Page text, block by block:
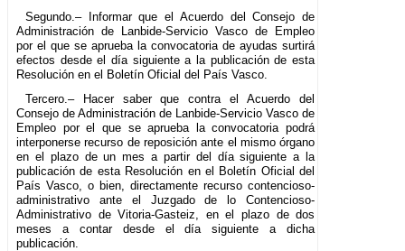
Segundo.– Informar que el Acuerdo del Consejo de
Administración de Lanbide-Servicio Vasco de Empleo
por el que se aprueba la convocatoria de ayudas surtirá
efectos desde el día siguiente a la publicación de esta
Resolución en el Boletín Oficial del País Vasco.
Tercero.– Hacer saber que contra el Acuerdo del
Consejo de Administración de Lanbide-Servicio Vasco de
Empleo por el que se aprueba la convocatoria podrá
interponerse recurso de reposición ante el mismo órgano
en el plazo de un mes a partir del día siguiente a la
publicación de esta Resolución en el Boletín Oficial del
País Vasco, o bien, directamente recurso contencioso-
administrativo ante el Juzgado de lo Contencioso-
Administrativo de Vitoria-Gasteiz, en el plazo de dos
meses a contar desde el día siguiente a dicha
publicación.